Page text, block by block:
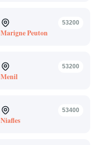
53200
Marigne Peuton
53200
Menil
53400
Niafles